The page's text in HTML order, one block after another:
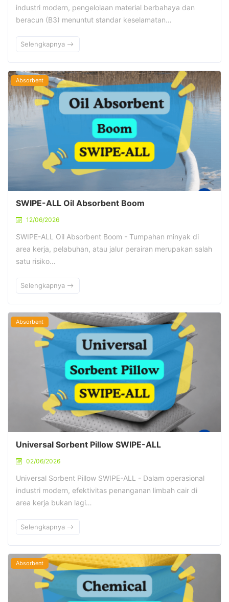
industri modern, pengelolaan material berbahaya dan
beracun (B3) menuntut standar keselamatan…
Selengkapnya
Absorbent
SWIPE-ALL Oil Absorbent Boom
12/06/2026
SWIPE-ALL Oil Absorbent Boom - Tumpahan minyak di
area kerja, pelabuhan, atau jalur perairan merupakan salah
satu risiko…
Selengkapnya
Absorbent
Universal Sorbent Pillow SWIPE-ALL
02/06/2026
Universal Sorbent Pillow SWIPE-ALL - Dalam operasional
industri modern, efektivitas penanganan limbah cair di
area kerja bukan lagi…
Selengkapnya
Absorbent